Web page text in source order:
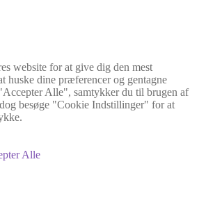
website for at give dig den mest
huske dine præferencer og gentagne
Alle", samtykker du til brugen af
besøge "Cookie Indstillinger" for at
Alle